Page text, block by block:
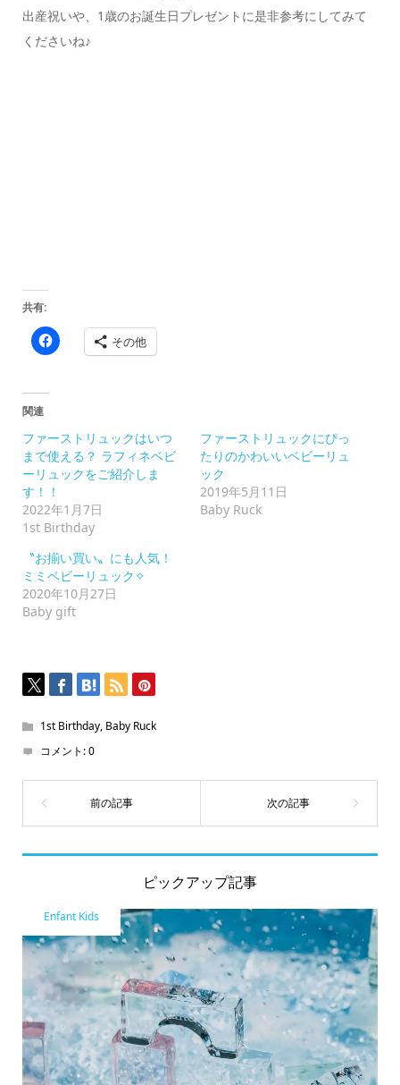
出産祝いや、1歳のお誕生日プレゼントに是非参考にしてみて
くださいね♪
共有:
Facebook
で
ク
リ
ッ
ク
し
て
く
だ
さ
い
し
い
ウ
ィ
ン
ド
ま
す)
その他
関連
ファーストリュックはいつ
まで使える？ ラフィネベビ
ーリュックをご紹介しま
す！！
2022年1月7日
1st Birthday
ファーストリュックにぴっ
たりのかわいいベビーリュ
ック
2019年5月11日
Baby Ruck
〝お揃い買い〟にも人気！
ミミベビーリュック✧
2020年10月27日
Baby gift
1st Birthday, Baby Ruck
コメント:0
ピックアップ記事
Enfant Kids